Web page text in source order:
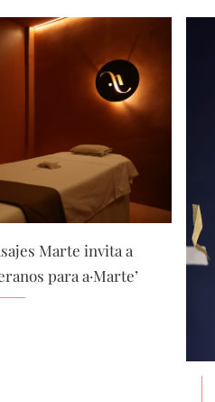
Marte invita a
para a·Marte’